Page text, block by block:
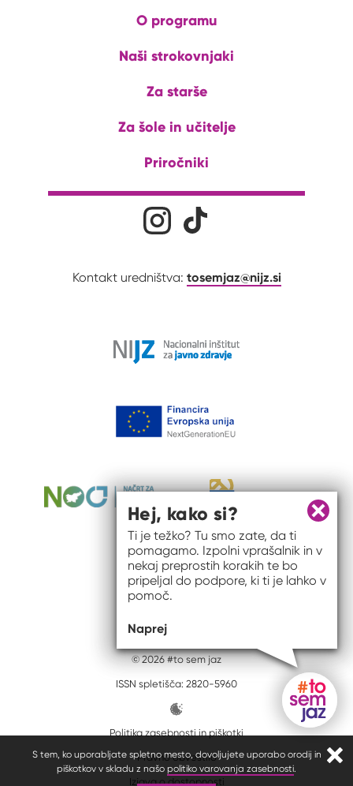
S tem, ko uporabljate spletno mesto, dovoljujete uporabo orodij in
piškotkov v skladu z našo politiko varovanja zasebnosti.
O programu
Naši strokovnjaki
Za starše
Za šole in učitelje
Priročniki
Družabna omrežjaNa naš Instagram profil
Kontakt uredništva: tosemjaz@nijz.si
© 2026 #to sem jaz
ISSN spletišča: 2820-5960
Politika zasebnosti in piškotki
Pravno obvestilo
Izjava o dostopnosti
Gumb
Zapri
Hej, kako si?
Ti je težko? Tu smo zate, da ti
pomagamo. Izpolni vprašalnik in v
nekaj preprostih korakih te bo
pripeljal do podpore, ki ti je lahko v
pomoč.
Naprej